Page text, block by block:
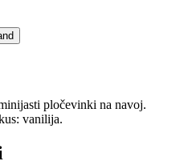
pločevinki na navoj.
vanilija.